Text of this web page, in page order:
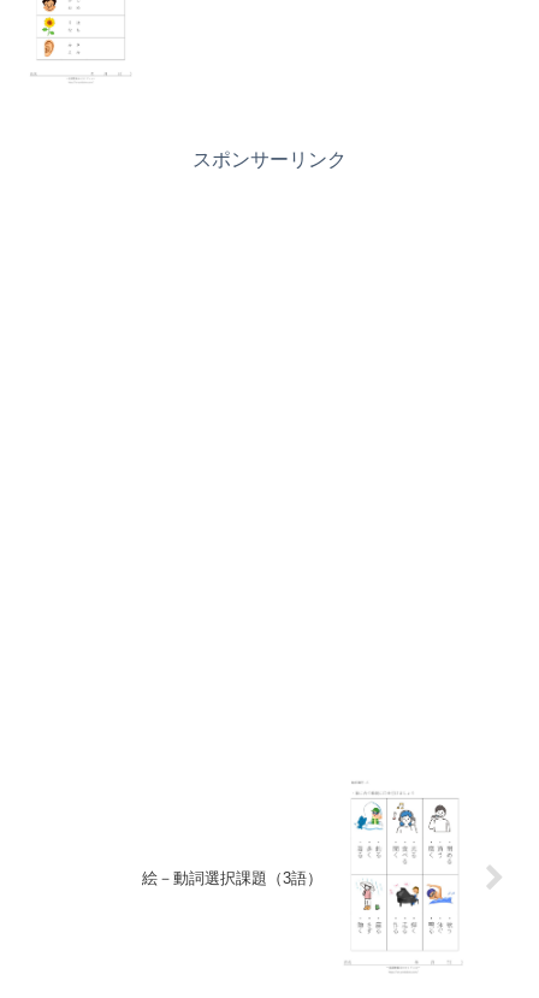
スポンサーリンク
絵－動詞選択課題（3語）